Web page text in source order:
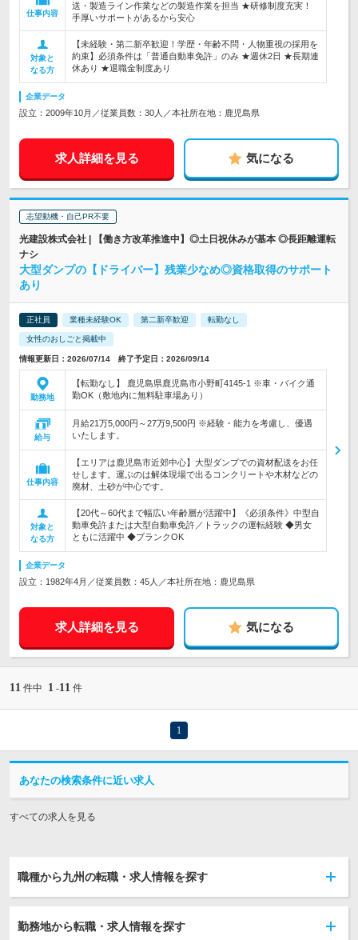
仕事内容
送・製造ライン作業などの製造作業を担当 ★研修制度充実！
手厚いサポートがあるから安心
対象と
なる方
【未経験・第二新卒歓迎！学歴・年齢不問・人物重視の採用を
約束】必須条件は「普通自動車免許」のみ ★週休2日 ★長期連
休あり ★退職金制度あり
企業データ
設立：2009年10月／従業員数：30人／本社所在地：鹿児島県
求人詳細を見る 気になる
志望動機・自己PR不要
光建設株式会社 | 【働き方改革推進中】◎土日祝休みが基本 ◎長距離運転
ナシ
大型ダンプの【ドライバー】残業少なめ◎資格取得のサポート
あり
正社員 業種未経験OK 第二新卒歓迎 転勤なし
女性のおしごと掲載中
情報更新日：2026/07/14 終了予定日：2026/09/14
勤務地
【転勤なし】 鹿児島県鹿児島市小野町4145-1 ※車・バイク通
勤OK（敷地内に無料駐車場あり）
給与
月給21万5,000円～27万9,500円 ※経験・能力を考慮し、優遇
いたします。
仕事内容
【エリアは鹿児島市近郊中心】大型ダンプでの資材配送をお任
せします。運ぶのは解体現場で出るコンクリートや木材などの
廃材、土砂が中心です。
対象と
なる方
【20代～60代まで幅広い年齢層が活躍中】《必須条件》中型自
動車免許または大型自動車免許／トラックの運転経験 ◆男女
ともに活躍中 ◆ブランクOK
企業データ
設立：1982年4月／従業員数：45人／本社所在地：鹿児島県
求人詳細を見る 気になる
11 件中 1 -11 件
1
あなたの検索条件に近い求人
すべての求人を見る
職種から九州の転職・求人情報を探す
勤務地から転職・求人情報を探す